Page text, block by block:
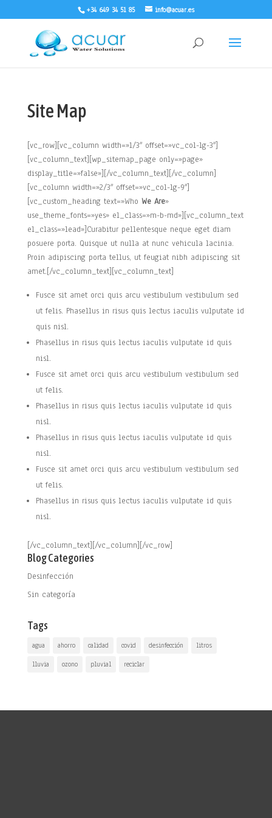
+34 649 34 51 85 info@acuar.es
Site Map
[vc_row][vc_column width=»1/3″ offset=»vc_col-lg-3″]
[vc_column_text][wp_sitemap_page only=»page»
display_title=»false»][/vc_column_text][/vc_column]
[vc_column width=»2/3″ offset=»vc_col-lg-9″]
[vc_custom_heading text=»Who We Are»
use_theme_fonts=»yes» el_class=»m-b-md»][vc_column_text
el_class=»lead»]Curabitur pellentesque neque eget diam
posuere porta. Quisque ut nulla at nunc vehicula lacinia.
Proin adipiscing porta tellus, ut feugiat nibh adipiscing sit
amet.[/vc_column_text][vc_column_text]
Fusce sit amet orci quis arcu vestibulum vestibulum sed
ut felis. Phasellus in risus quis lectus iaculis vulputate id
quis nisl.
Phasellus in risus quis lectus iaculis vulputate id quis
nisl.
Fusce sit amet orci quis arcu vestibulum vestibulum sed
ut felis.
Phasellus in risus quis lectus iaculis vulputate id quis
nisl.
Phasellus in risus quis lectus iaculis vulputate id quis
nisl.
Fusce sit amet orci quis arcu vestibulum vestibulum sed
ut felis.
Phasellus in risus quis lectus iaculis vulputate id quis
nisl.
[/vc_column_text][/vc_column][/vc_row]
Blog Categories
Desinfección
Sin categoría
Tags
agua ahorro calidad covid desinfección
litros
lluvia
ozono pluvial reciclar